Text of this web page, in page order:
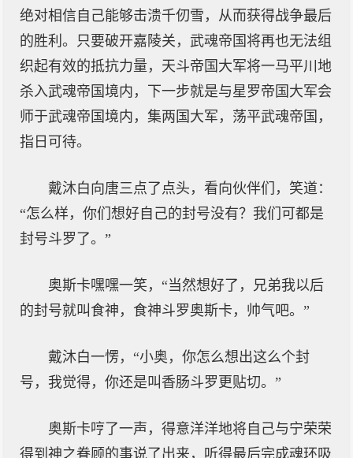
绝对相信自己能够击溃千仞雪，从而获得战争最后
的胜利。只要破开嘉陵关，武魂帝国将再也无法组
织起有效的抵抗力量，天斗帝国大军将一马平川地
杀入武魂帝国境内，下一步就是与星罗帝国大军会
师于武魂帝国境内，集两国大军，荡平武魂帝国，
指日可待。
戴沐白向唐三点了点头，看向伙伴们，笑道：
“怎么样，你们想好自己的封号没有？我们可都是
封号斗罗了。”
奥斯卡嘿嘿一笑，“当然想好了，兄弟我以后
的封号就叫食神，食神斗罗奥斯卡，帅气吧。”
戴沐白一愣，“小奥，你怎么想出这么个封
号，我觉得，你还是叫香肠斗罗更贴切。”
奥斯卡哼了一声，得意洋洋地将自己与宁荣荣
得到神之眷顾的事说了出来，听得最后完成魂环吸